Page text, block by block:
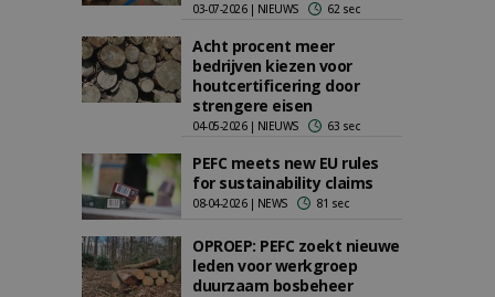
03-07-2026 | NIEUWS 62 sec
Acht procent meer
bedrijven kiezen voor
houtcertificering door
strengere eisen
04-05-2026 | NIEUWS 63 sec
PEFC meets new EU rules
for sustainability claims
08-04-2026 | NEWS 81 sec
OPROEP: PEFC zoekt nieuwe
leden voor werkgroep
duurzaam bosbeheer